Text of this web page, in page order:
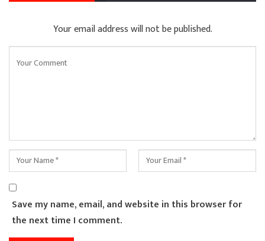
Your email address will not be published.
Save my name, email, and website in this browser for
the next time I comment.